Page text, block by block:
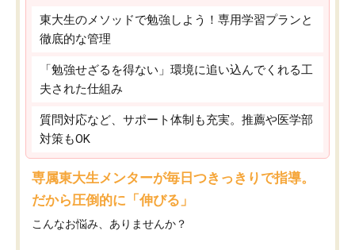
東大生のメソッドで勉強しよう！専用学習プランと
徹底的な管理
「勉強せざるを得ない」環境に追い込んでくれる工
夫された仕組み
質問対応など、サポート体制も充実。推薦や医学部
対策もOK
専属東大生メンターが毎日つきっきりで指導。
だから圧倒的に「伸びる」
こんなお悩み、ありませんか？